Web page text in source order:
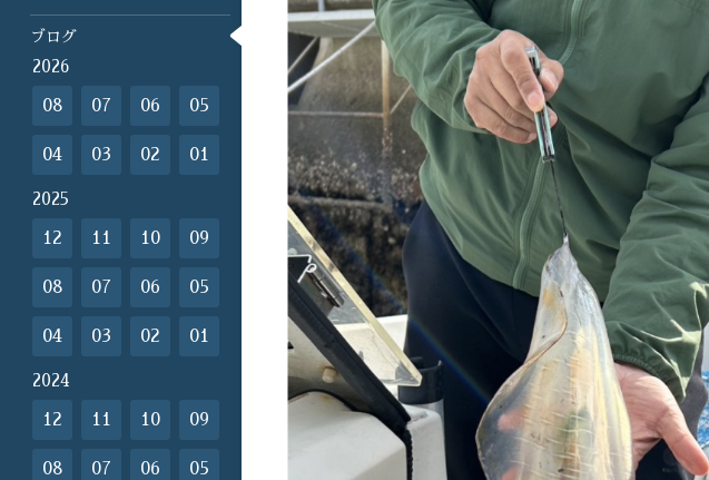
ブログ
2026
08 07 06 05
04 03 02 01
2025
12 11 10 09
08 07 06 05
04 03 02 01
2024
12 11 10 09
08 07 06 05